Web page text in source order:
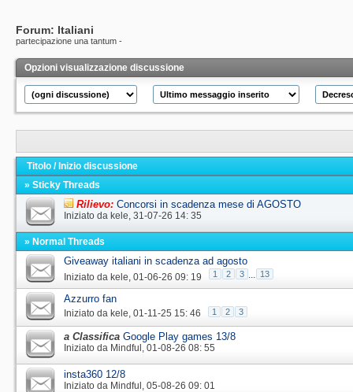
Forum: Italiani
partecipazione una tantum -
Opzioni visualizzazione discussione
Titolo /Inizio discussione
» Sticky Threads
Rilievo: Concorsi in scadenza mese di AGOSTO
Iniziato da kele‎, 31-07-26 14: 35
» Normal Threads
Giveaway italiani in scadenza ad agosto
Iniziato da kele‎, 01-06-26 09: 19 1 2 3 ... 13
Azzurro fan
Iniziato da kele‎, 01-11-25 15: 46 1 2 3
a Classifica Google Play games 13/8
Iniziato da Mindful‎, 01-08-26 08: 55
insta360 12/8
Iniziato da Mindful‎, 05-08-26 09: 01